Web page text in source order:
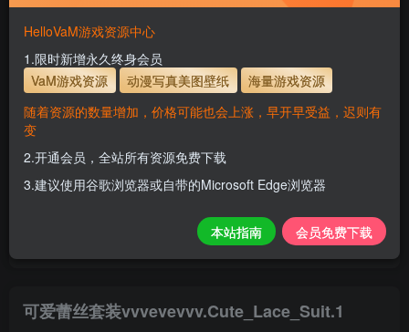
永久至尊会员终生有效
会员免费下载资源
主流网盘——高速下载
支付页面打不开或支付后不跳转请联系QQ：3317425885
服装使用教程
解压密码 www.hellovam.com
开通会员【免费下载】全站资源！
1.为了资源不失效！请不要在线解压！
3.有任何问题请联系客服或评论留言。
可爱蕾丝套装vvvevevvv.Cute_Lace_Suit.1
HelloVaM游戏资源中心
1.限时新增永久终身会员
VaM游戏资源
动漫写真美图壁纸
海量游戏资源
随着资源的数量增加，价格可能也会上涨，早开早受益，迟则有
变
2.开通会员，全站所有资源免费下载
3.建议使用谷歌浏览器或自带的Microsoft Edge浏览器
本站指南 会员免费下载